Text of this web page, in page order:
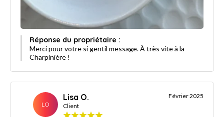
Réponse du propriétaire :
Merci pour votre si gentil message. À très vite à la
Charpinière !
LO
Lisa O.
Client
Février 2025